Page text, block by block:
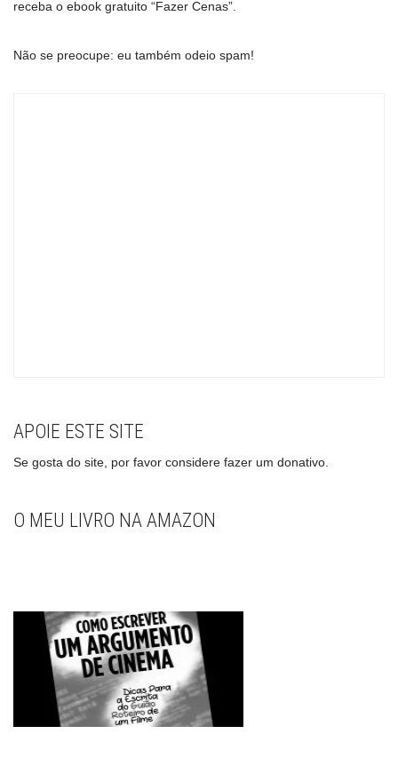
receba o ebook gratuito “Fazer Cenas”.
Não se preocupe: eu também odeio spam!
APOIE ESTE SITE
Se gosta do site, por favor considere fazer um donativo.
O MEU LIVRO NA AMAZON